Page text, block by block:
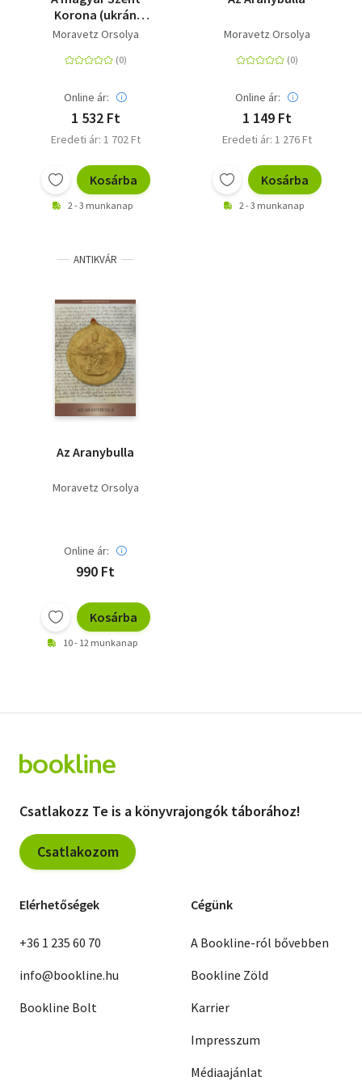
Korona (ukrán
nyelven) - Uhorska
Moravetz Orsolya
Online ár:
1 532 Ft
Eredeti ár: 1 702 Ft
Kosárba
2 - 3 munkanap
Moravetz Orsolya
Online ár:
1 149 Ft
Eredeti ár: 1 276 Ft
Kosárba
2 - 3 munkanap
ANTIKVÁR
Az Aranybulla
Moravetz Orsolya
Online ár:
990 Ft
Kosárba
10 - 12 munkanap
Csatlakozz Te is a könyvrajongók táborához!
Csatlakozom
Elérhetőségek
+36 1 235 60 70
info@bookline.hu
Bookline Bolt
Cégünk
A Bookline-ról bővebben
Bookline Zöld
Karrier
Impresszum
Médiaajánlat